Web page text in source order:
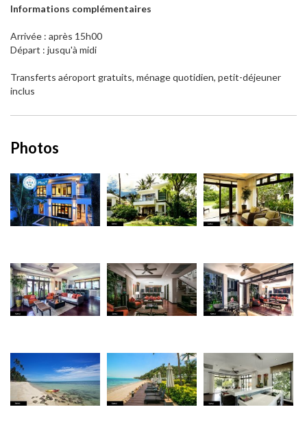
Informations complémentaires
Arrivée : après 15h00
Départ : jusqu'à midi
Transferts aéroport gratuits, ménage quotidien, petit-déjeuner
inclus
Photos